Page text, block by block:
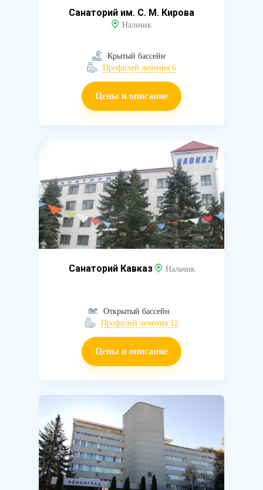
Санаторий им. С. М. Кирова
Нальчик
Крытый бассейн
Профилей лечения 6
Цены и описание
Санаторий Кавказ Нальчик
Открытый бассейн
Профилей лечения 12
Цены и описание